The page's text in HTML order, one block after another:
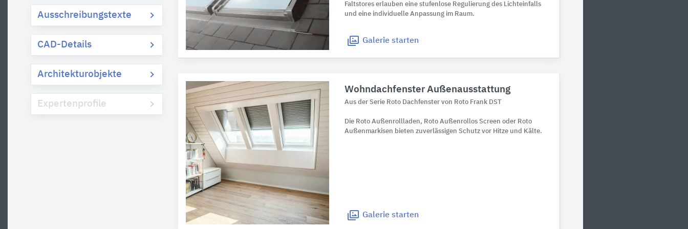
Ausschreibungstexte
CAD-Details
Architekturobjekte
Expertenprofile
Faltstores erlauben eine stufenlose Regulierung des Lichteinfalls
und eine individuelle Anpassung im Raum.
Galerie starten
Wohndachfenster Außenausstattung
Aus der Serie Roto Dachfenster von Roto Frank DST
Die Roto Außenrollladen, Roto Außenrollos Screen oder Roto
Außenmarkisen bieten zuverlässigen Schutz vor Hitze und Kälte.
Galerie starten